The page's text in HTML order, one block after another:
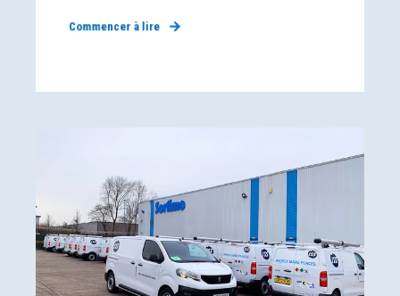
Commencer à lire